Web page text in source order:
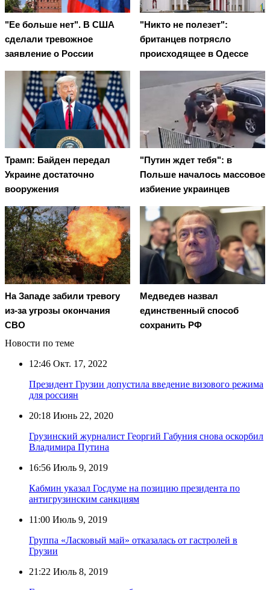
"Ее больше нет". В США
сделали тревожное
заявление о России
"Никто не полезет":
британцев потрясло
происходящее в Одессе
Трамп: Байден передал
Украине достаточно
вооружения
"Путин ждет тебя": в
Польше началось массовое
избиение украинцев
На Западе забили тревогу
из-за угрозы окончания
СВО
Медведев назвал
единственный способ
сохранить РФ
Новости по теме
12:46 Окт. 17, 2022
Президент Грузии допустила введение визового режима
для россиян
20:18 Июнь 22, 2020
Грузинский журналист Георгий Габуния снова оскорбил
Владимира Путина
16:56 Июль 9, 2019
Кабмин указал Госдуме на позицию президента по
антигрузинским санкциям
11:00 Июль 9, 2019
Группа «Ласковый май» отказалась от гастролей в
Грузии
21:22 Июль 8, 2019